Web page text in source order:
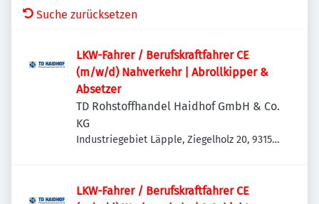
Suche zurücksetzen
LKW-Fahrer / Berufskraftfahrer CE
(m/w/d) Nahverkehr | Abrollkipper &
Absetzer
TD Rohstoffhandel Haidhof GmbH & Co.
KG
Industriegebiet Läpple, Ziegelholz 20, 93158
LKW-Fahrer / Berufskraftfahrer CE